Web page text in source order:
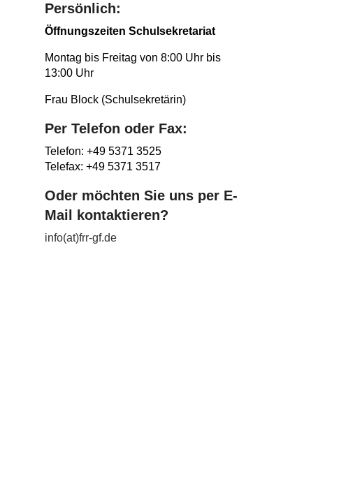
Persönlich:
Öffnungszeiten Schulsekretariat
Montag bis Freitag von 8:00 Uhr bis
13:00 Uhr
Frau Block (Schulsekretärin)
Per Telefon oder Fax:
Telefon: +49 5371 3525
Telefax: +49 5371 3517
Oder möchten Sie uns per E-
Mail kontaktieren?
info(at)frr-gf.de